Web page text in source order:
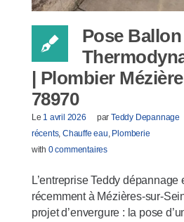
Pose
| Plombier
78970
Le 1 avril 2026 parTeddy Depannage
récents,Chauffe eau, Plomberie
with 0 commentaires
L’entreprise Teddy dépannage
récemment à Mézières-sur-
projet d’envergure : la pose